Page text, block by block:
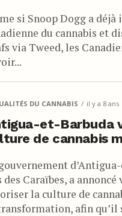
si Snoop Dogg a
du cannabis et
via Tweed, les
DU CANNABIS il y a 8 ans
et-Barbuda
de cannabis
des Caraïbes, a
la culture de
afin qu’il